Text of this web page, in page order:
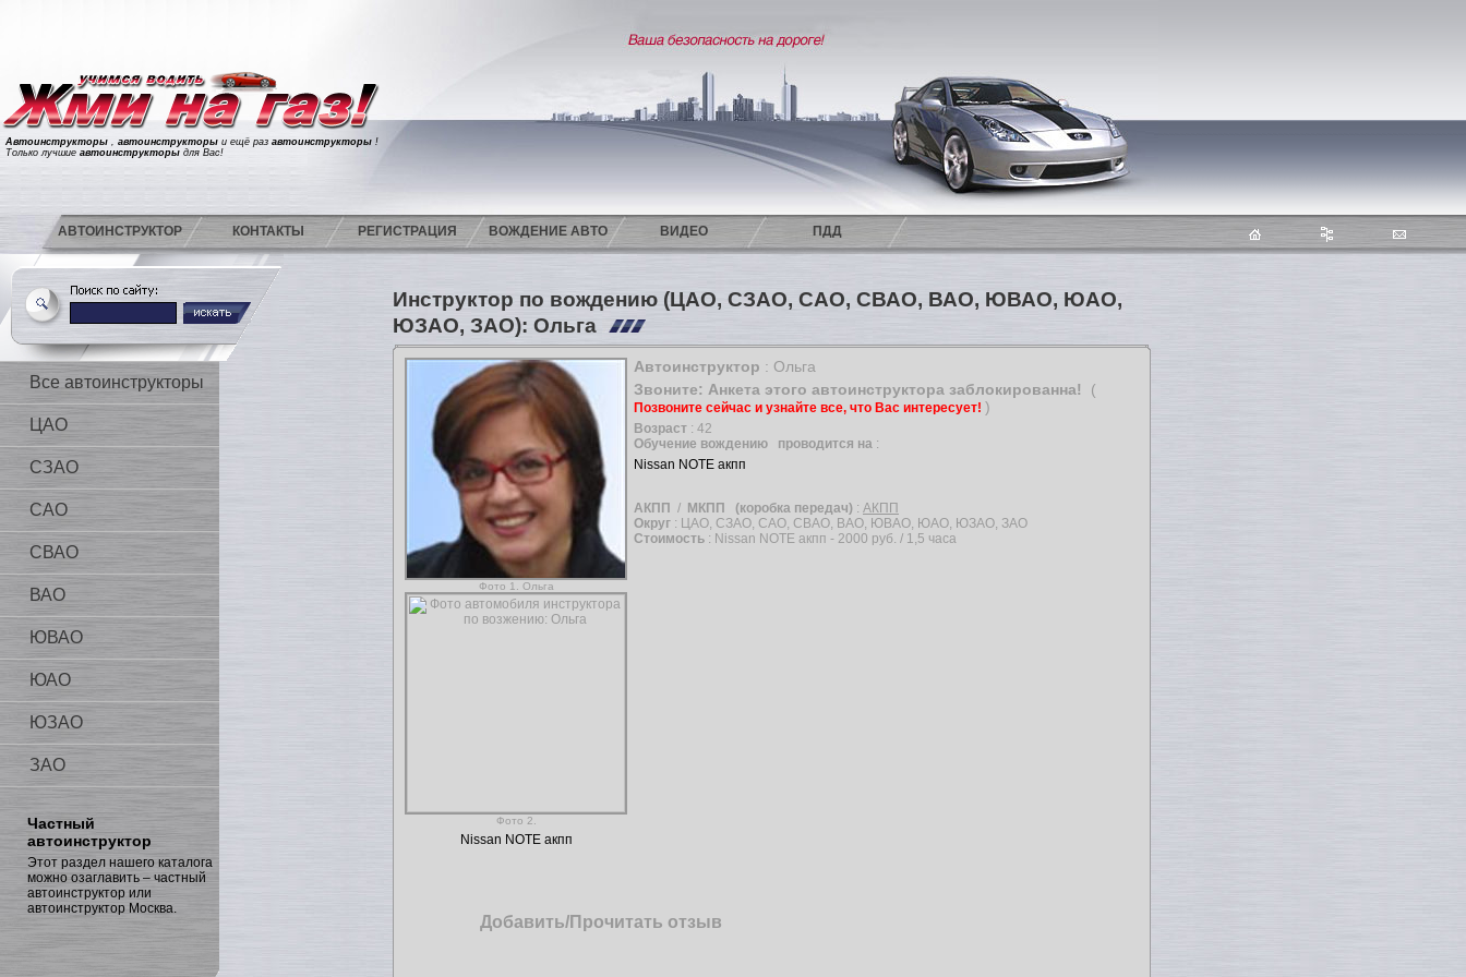
Автоинструкторы , автоинструкторы и ещё раз автоинструкторы !
Только лучшие автоинструкторы для Вас!
АВТОИНСТРУКТОР КОНТАКТЫ РЕГИСТРАЦИЯ ВОЖДЕНИЕ АВТО ВИДЕО ПДД
Все автоинструкторы
ЦАО
СЗАО
САО
СВАО
ВАО
ЮВАО
ЮАО
ЮЗАО
ЗАО
Частный
автоинструктор
Этот раздел нашего каталога
можно озаглавить – частный
автоинструктор или
автоинструктор Москва.
Инструктор по вождению (ЦАО, СЗАО, САО, СВАО, ВАО, ЮВАО, ЮАО,
ЮЗАО, ЗАО): Ольга
Фото 1. Ольга
Автоинструктор : Ольга
Звоните: Анкета этого автоинструктора заблокированна!
(
Позвоните сейчас и узнайте все, что Вас интересует! )
Возраст : 42
Обучение вождению
проводится на :
Nissan NOTE акпп
АКПП / МКПП (коробка передач) : АКПП
Округ : ЦАО, СЗАО, САО, СВАО, ВАО, ЮВАО, ЮАО, ЮЗАО, ЗАО
Стоимость : Nissan NOTE акпп - 2000 руб. / 1,5 часа
Фото 2.
Nissan NOTE акпп
Добавить/Прочитать отзыв